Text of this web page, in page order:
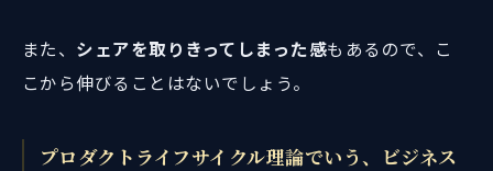
また、 シェアを取りきってしまった感もあるので、こ
こから伸びることはないでしょう。
プロダクトライフサイクル理論でいう、ビジネス